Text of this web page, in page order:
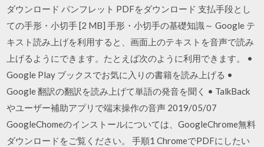
ダウンロード パンフレット PDFをダウンロード 支払手段とし
ての手形・小切手 [2 MB] 手形・小切手の基礎知識～ Google テ
キスト読み上げを利用すると、画面上のテキストを音声で読み
上げるようにできます。たとえば次のように利用できます。 •
Google Play ブックスでお気に入りの書籍を読み上げる •
Google 翻訳の翻訳を読み上げて単語の発音を聞く • TalkBack
やユーザー補助アプリで端末操作の音声 2019/05/07
GoogleChomeのインストールについては、GoogleChrome無料
ダウンロードをご覧ください。 手順1 ChromeでPDFにしたい